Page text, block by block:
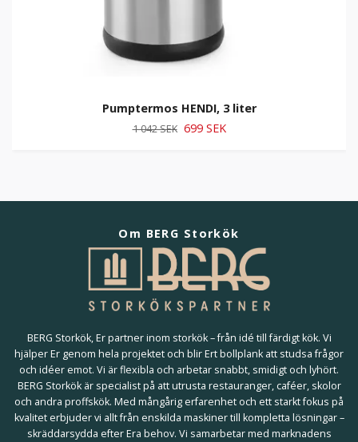
Pumptermos HENDI, 3 liter
1 042 SEK 699 SEK
Om BERG Storkök
BERG Storkök, Er partner inom storkök – från idé till färdigt kök. Vi
hjälper Er genom hela projektet och blir Ert bollplank att studsa frågor
och idéer emot. Vi är flexibla och arbetar snabbt, smidigt och lyhört.
BERG Storkök är specialist på att utrusta restauranger, caféer, skolor
och andra proffskök. Med mångårig erfarenhet och ett starkt fokus på
kvalitet erbjuder vi allt från enskilda maskiner till kompletta lösningar –
skräddarsydda efter Era behov. Vi samarbetar med marknadens